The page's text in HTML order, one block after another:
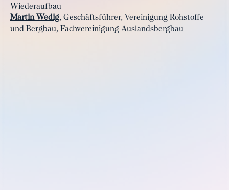
Wiederaufbau
Martin Wedig, Geschäftsführer, Vereinigung Rohstoffe
und Bergbau, Fachvereinigung Auslandsbergbau